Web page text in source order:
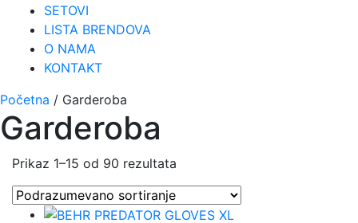
SETOVI
LISTA BRENDOVA
O NAMA
KONTAKT
Početna / Garderoba
Garderoba
Prikaz 1–15 od 90 rezultata